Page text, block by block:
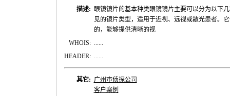
描述: 眼镜镜片的基本种类眼镜镜片主要可以分为以下
见的镜片类型，适用于近视、远视或散光患者。
的，能够提供清晰的视
WHOIS: ......
HEADER: ......
其它: 广州市侦探公司
客户案例